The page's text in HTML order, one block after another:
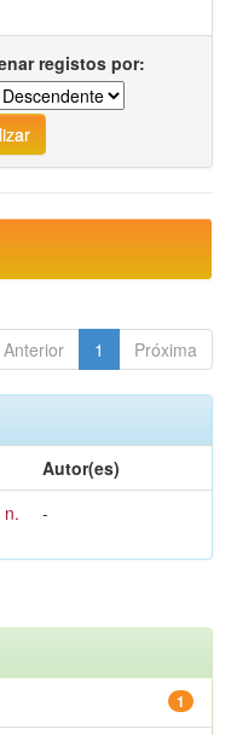
registos por:
Anterior 1 Próxima
Autor(es)
n.
-
1